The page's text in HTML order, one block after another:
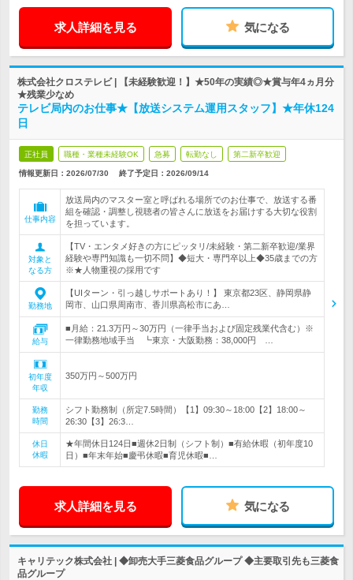
求人詳細を見る 気になる
株式会社クロステレビ | 【未経験歓迎！】★50年の実績◎★賞与年4ヵ月分
★残業少なめ
テレビ局内のお仕事★【放送システム運用スタッフ】★年休124
日
正社員 職種・業種未経験OK 急募 転勤なし 第二新卒歓迎
情報更新日：2026/07/30 終了予定日： 2026/09/14
仕事内容
放送局内のマスター室と呼ばれる場所でのお仕事で、放送する番
組を確認・調整し視聴者の皆さんに放送をお届けする大切な役割
を担っています。
対象と
なる方
【TV・エンタメ好きの方にピッタリ/未経験・第二新卒歓迎/業界
経験や専門知識も一切不問】◆短大・専門卒以上◆35歳までの方
※★人物重視の採用です
勤務地
【UIターン・引っ越しサポートあり！】 東京都23区、静岡県静
岡市、山口県周南市、香川県高松市にあ…
給与
■月給：21.3万円～30万円（一律手当および固定残業代含む）※
一律勤務地域手当 ┗東京・大阪勤務：38,000円 …
初年度
年収
350万円～500万円
勤務
時間
シフト勤務制（所定7.5時間）【1】09:30～18:00【2】18:00～
26:30【3】26:3…
休日
休暇
★年間休日124日■週休2日制（シフト制）■有給休暇（初年度10
日）■年末年始■慶弔休暇■育児休暇■…
求人詳細を見る 気になる
キャリテック株式会社 | ◆卸売大手三菱食品グループ ◆主要取引先も三菱食
品グループ